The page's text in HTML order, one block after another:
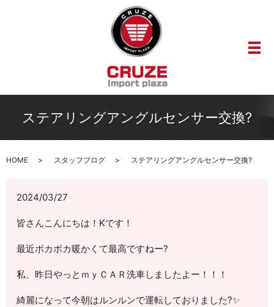
メ
ステアリングアングルセンサー交換?
HOME スタッフブログ ステアリングアングルセンサー交換?
2024/03/27
皆さんこんにちは！Kです！
最近ポカポカ暖かくて最高ですねー?
私、昨日やっとｍｙＣＡＲ洗車しましたよー！！！
綺麗になって今朝はルンルンで運転しておりました?✨